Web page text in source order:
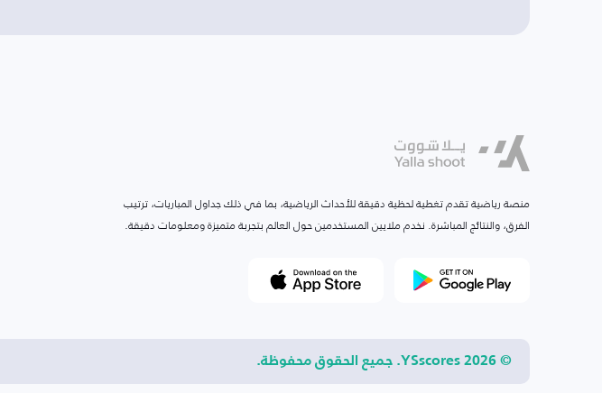
منصة رياضية تقدم تغطية لحظية دقيقة للأحداث الرياضية، بما في ذلك جداول المباريات، ترتيب
الفرق، والنتائج المباشرة. نخدم ملايين المستخدمين حول العالم بتجربة متميزة ومعلومات دقيقة.
© 2026 YSscores. جميع الحقوق محفوظة.